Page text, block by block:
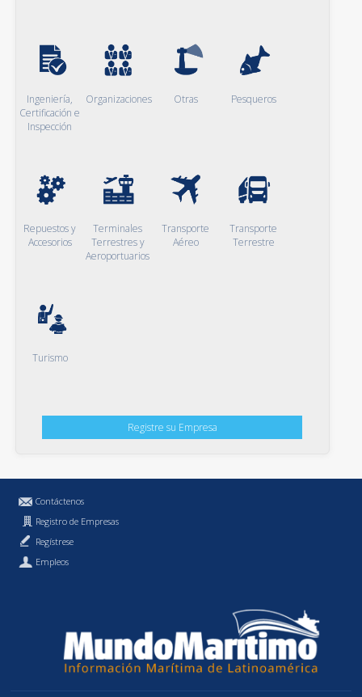
Ingeniería,
Certificación e
Inspección
Organizaciones Otras Pesqueros
Repuestos y
Accesorios
Terminales
Terrestres y
Aeroportuarios
Transporte
Aéreo
Transporte
Terrestre
Turismo
Registre su Empresa
Contáctenos
Registro de Empresas
Regístrese
Empleos